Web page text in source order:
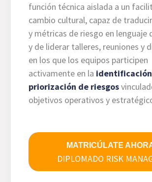
función técnica aislada a un
cambio cultural, capaz de
y métricas de riesgo en lenguaje
y de liderar talleres, reuniones y
en los que los equipos participen
activamente en la
priorización de riesgos
objetivos operativos y
MATRICÚLATE
DIPLOMADO RISK